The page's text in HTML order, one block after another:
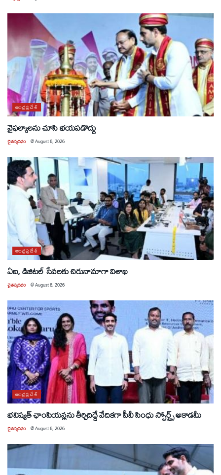
ఆంధ్రప్రదేశ్
వైఫల్యాలను చూసి భయపడొద్దు
చైతన్యరధం @August 6, 2026
ఆంధ్రప్రదేశ్
ఏఐ, డిజిటల్ సేవలకు చిరునామాగా విశాఖ
చైతన్యరధం @August 6, 2026
ఆంధ్రప్రదేశ్
భవిష్యత్ ఛాంపియన్లను తీర్చిదిద్దే వేదికగా పీవీ సింధు స్పోర్ట్స్ అకాడమీ
చైతన్యరధం @August 6, 2026